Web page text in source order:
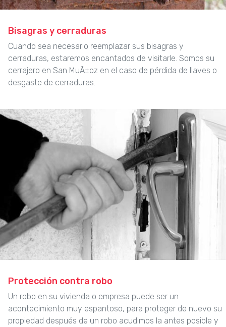
Bisagras y cerraduras
Cuando sea necesario reemplazar sus bisagras y
cerraduras, estaremos encantados de visitarle. Somos su
cerrajero en San MuÃ±oz en el caso de pérdida de llaves o
desgaste de cerraduras.
Protección contra robo
Un robo en su vivienda o empresa puede ser un
acontecimiento muy espantoso, para proteger de nuevo su
propiedad después de un robo acudimos la antes posible y